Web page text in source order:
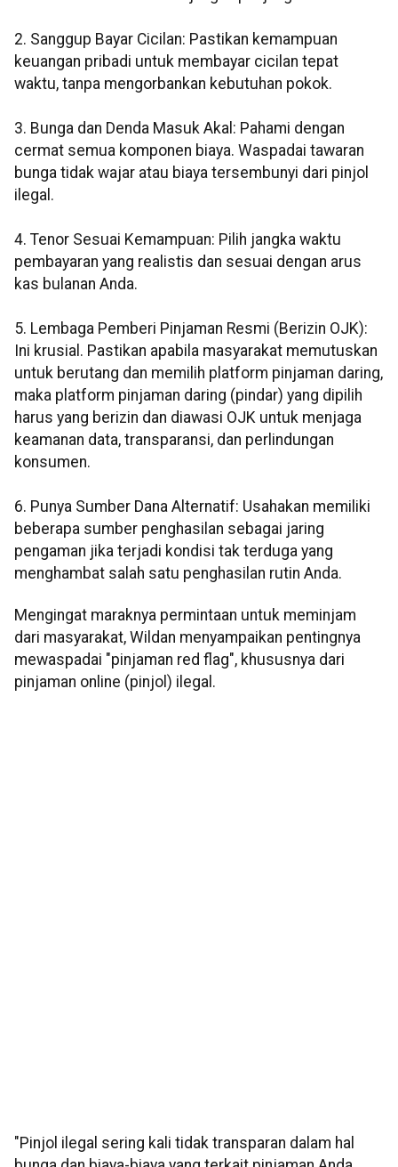
2. Sanggup Bayar Cicilan: Pastikan kemampuan
keuangan pribadi untuk membayar cicilan tepat
waktu, tanpa mengorbankan kebutuhan pokok.
3. Bunga dan Denda Masuk Akal: Pahami dengan
cermat semua komponen biaya. Waspadai tawaran
bunga tidak wajar atau biaya tersembunyi dari pinjol
ilegal.
4. Tenor Sesuai Kemampuan: Pilih jangka waktu
pembayaran yang realistis dan sesuai dengan arus
kas bulanan Anda.
5. Lembaga Pemberi Pinjaman Resmi (Berizin OJK):
Ini krusial. Pastikan apabila masyarakat memutuskan
untuk berutang dan memilih platform pinjaman daring,
maka platform pinjaman daring (pindar) yang dipilih
harus yang berizin dan diawasi OJK untuk menjaga
keamanan data, transparansi, dan perlindungan
konsumen.
6. Punya Sumber Dana Alternatif: Usahakan memiliki
beberapa sumber penghasilan sebagai jaring
pengaman jika terjadi kondisi tak terduga yang
menghambat salah satu penghasilan rutin Anda.
Mengingat maraknya permintaan untuk meminjam
dari masyarakat, Wildan menyampaikan pentingnya
mewaspadai "pinjaman red flag", khususnya dari
pinjaman online (pinjol) ilegal.
"Pinjol ilegal sering kali tidak transparan dalam hal